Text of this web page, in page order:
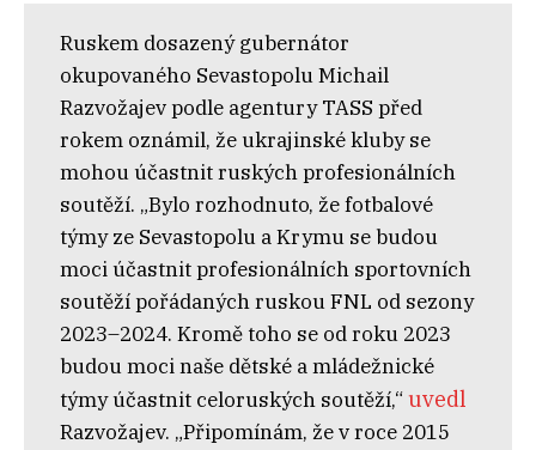
Ruskem dosazený gubernátor
okupovaného Sevastopolu Michail
Razvožajev podle agentury TASS před
rokem oznámil, že ukrajinské kluby se
mohou účastnit ruských profesionálních
soutěží. „Bylo rozhodnuto, že fotbalové
týmy ze Sevastopolu a Krymu se budou
moci účastnit profesionálních sportovních
soutěží pořádaných ruskou FNL od sezony
2023–2024. Kromě toho se od roku 2023
budou moci naše dětské a mládežnické
týmy účastnit celoruských soutěží,“uvedl
Razvožajev. „Připomínám, že v roce 2015